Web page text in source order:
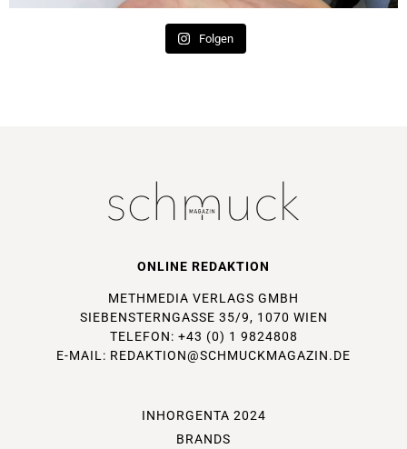
Folgen
ONLINE REDAKTION
METHMEDIA VERLAGS GMBH
SIEBENSTERNGASSE 35/9, 1070 WIEN
TELEFON: +43 (0) 1 9824808
E-MAIL: REDAKTION@SCHMUCKMAGAZIN.DE
INHORGENTA 2024
BRANDS